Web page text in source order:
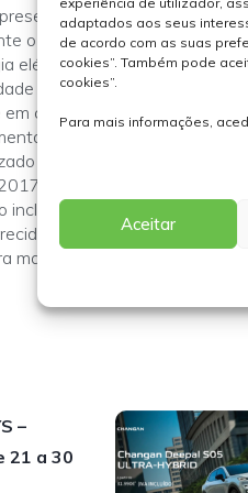
adaptados aos seus
de acordo com as suas
cookies”. Também pode
cookies”.
Para mais informações,
Aceitar
não incluem
o mercado.
elétrica e de emissões de
homologadora, de acordo
cumprimento da Diretiva
de medição das
a nível mundial para
promoções da marca,
Condições válidas
informações sobre esta
–
21 a 30